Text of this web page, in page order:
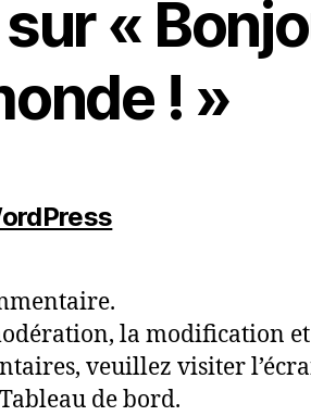
«
! »
dit :
la modification
veuillez visiter
de bord.